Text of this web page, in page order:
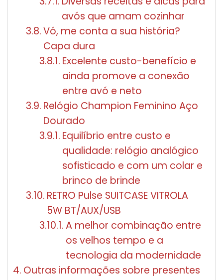
avós que amam cozinhar
Vó, me conta a sua história?
Capa dura
Excelente custo-benefício e
ainda promove a conexão
entre avó e neto
Relógio Champion Feminino Aço
Dourado
Equilíbrio entre custo e
qualidade: relógio analógico
sofisticado e com um colar e
brinco de brinde
RETRO Pulse SUITCASE VITROLA
5W BT/AUX/USB
A melhor combinação entre
os velhos tempo e a
tecnologia da modernidade
Outras informações sobre presentes